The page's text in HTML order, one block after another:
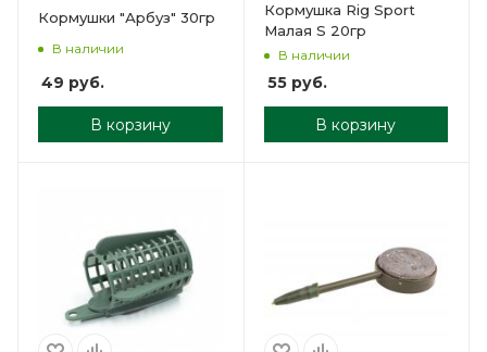
Кормушки "Арбуз" 30гр
В наличии
49 руб.
В корзину
Кормушка Rig Sport
Малая S 20гр
В наличии
55руб.
В корзину